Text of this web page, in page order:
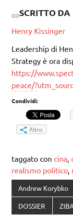
SCRITTO DA
Henry Kissinger
Leadership di
Strategy è ora
https://
peace/
Condividi:
Altro
taggato con cina
realismo politico
Andrew Korybko
DOSSIER